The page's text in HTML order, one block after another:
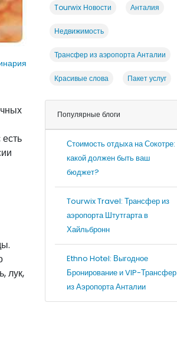
лук,
Tourwix Новости Анталия
Недвижимость
Трансфер из аэропорта Анталии
Красивые слова Пакет услуг
Популярные блоги
Стоимость отдыха на Сокотре:
какой должен быть ваш
бюджет?
Tourwix Travel: Трансфер из
аэропорта Штутгарта в
Хайльбронн
Ethno Hotel: Выгодное
Бронирование и VIP-Трансфер
из Аэропорта Анталии